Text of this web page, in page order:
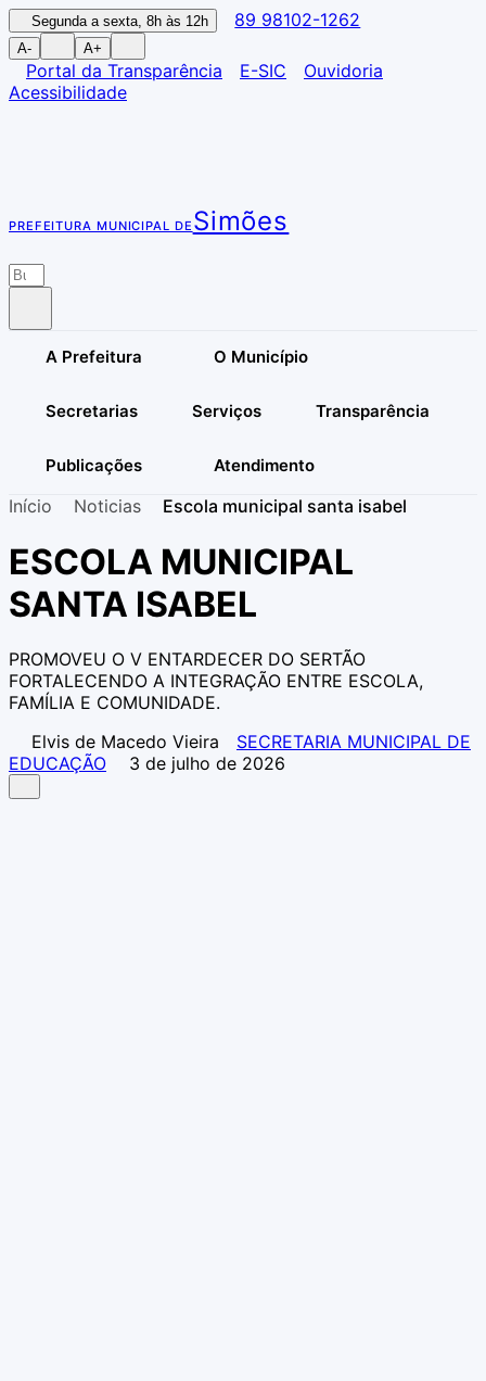
Segunda a sexta, 8h às 12h 89 98102-1262
A- A+
Portal da Transparência E-SIC
Ouvidoria
Acessibilidade
PREFEITURA MUNICIPAL DE Simões
A Prefeitura O Município
Secretarias Serviços Transparência
Publicações Atendimento
Início Noticias Escola municipal santa isabel
ESCOLA MUNICIPAL
SANTA ISABEL
PROMOVEU O V ENTARDECER DO SERTÃO
FORTALECENDO A INTEGRAÇÃO ENTRE ESCOLA,
FAMÍLIA E COMUNIDADE.
Elvis de Macedo Vieira
SECRETARIA MUNICIPAL DE
EDUCAÇÃO
3 de julho de 2026